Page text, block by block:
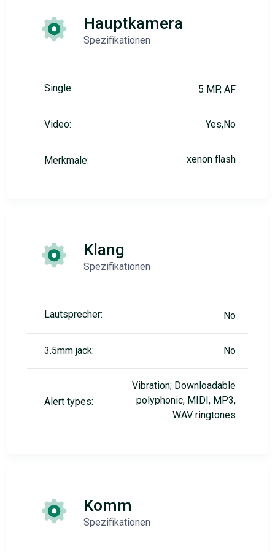
Hauptkamera
Spezifikationen
Single: 5 MP, AF
Video: Yes,No
Merkmale: xenon flash
Klang
Spezifikationen
Lautsprecher: No
3.5mm jack: No
Alert types:
Vibration; Downloadable
polyphonic, MIDI, MP3,
WAV ringtones
Komm
Spezifikationen